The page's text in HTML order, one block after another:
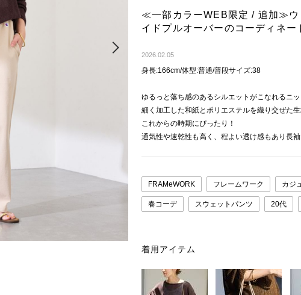
≪一部カラーWEB限定 / 追加≫ウ
イドプルオーバーのコーディネー
2026.02.05
身長:166cm/体型:普通/普段サイズ:38
ゆるっと落ち感のあるシルエットがこなれるニッ
細く加工した和紙とポリエステルを織り交ぜた
これからの時期にぴったり！
通気性や速乾性も高く、程よい透け感もあり長
FRAMeWORK フレームワーク カジ
春コーデ スウェットパンツ 20代
着用アイテム